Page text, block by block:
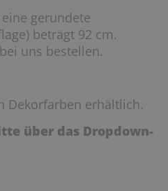
gerundete
beträgt 92 cm.
uns bestellen.
Dekorfarben erhältlich.
über das Dropdown-